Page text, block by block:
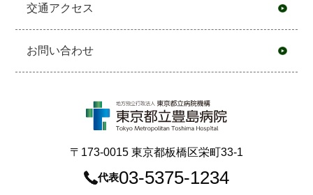
交通アクセス
お問い合わせ
〒173-0015 東京都板橋区栄町33-1
代表03-5375-1234